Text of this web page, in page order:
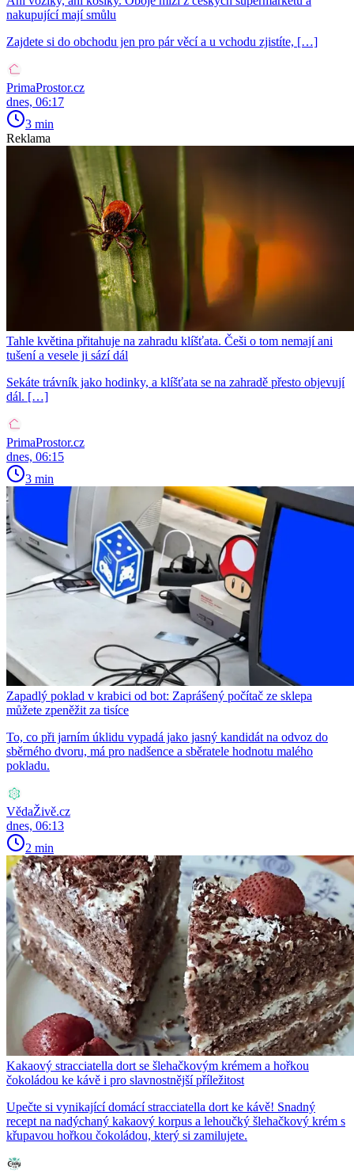
nakupující mají smůlu
Zajdete si do obchodu jen pro pár věcí a u vchodu zjistíte, […]
PrimaProstor.cz
dnes, 06:17
3 min
Reklama
Tahle květina přitahuje na zahradu klíšťata. Češi o tom nemají ani
tušení a vesele ji sází dál
Sekáte trávník jako hodinky, a klíšťata se na zahradě přesto objevují
dál. […]
PrimaProstor.cz
dnes, 06:15
3 min
Zapadlý poklad v krabici od bot: Zaprášený počítač ze sklepa
můžete zpeněžit za tisíce
To, co při jarním úklidu vypadá jako jasný kandidát na odvoz do
sběrného dvoru, má pro nadšence a sběratele hodnotu malého
pokladu.
VědaŽivě.cz
dnes, 06:13
2 min
Kakaový stracciatella dort se šlehačkovým krémem a hořkou
čokoládou ke kávě i pro slavnostnější příležitost
Upečte si vynikající domácí stracciatella dort ke kávě! Snadný
recept na nadýchaný kakaový korpus a lehoučký šlehačkový krém s
křupavou hořkou čokoládou, který si zamilujete.